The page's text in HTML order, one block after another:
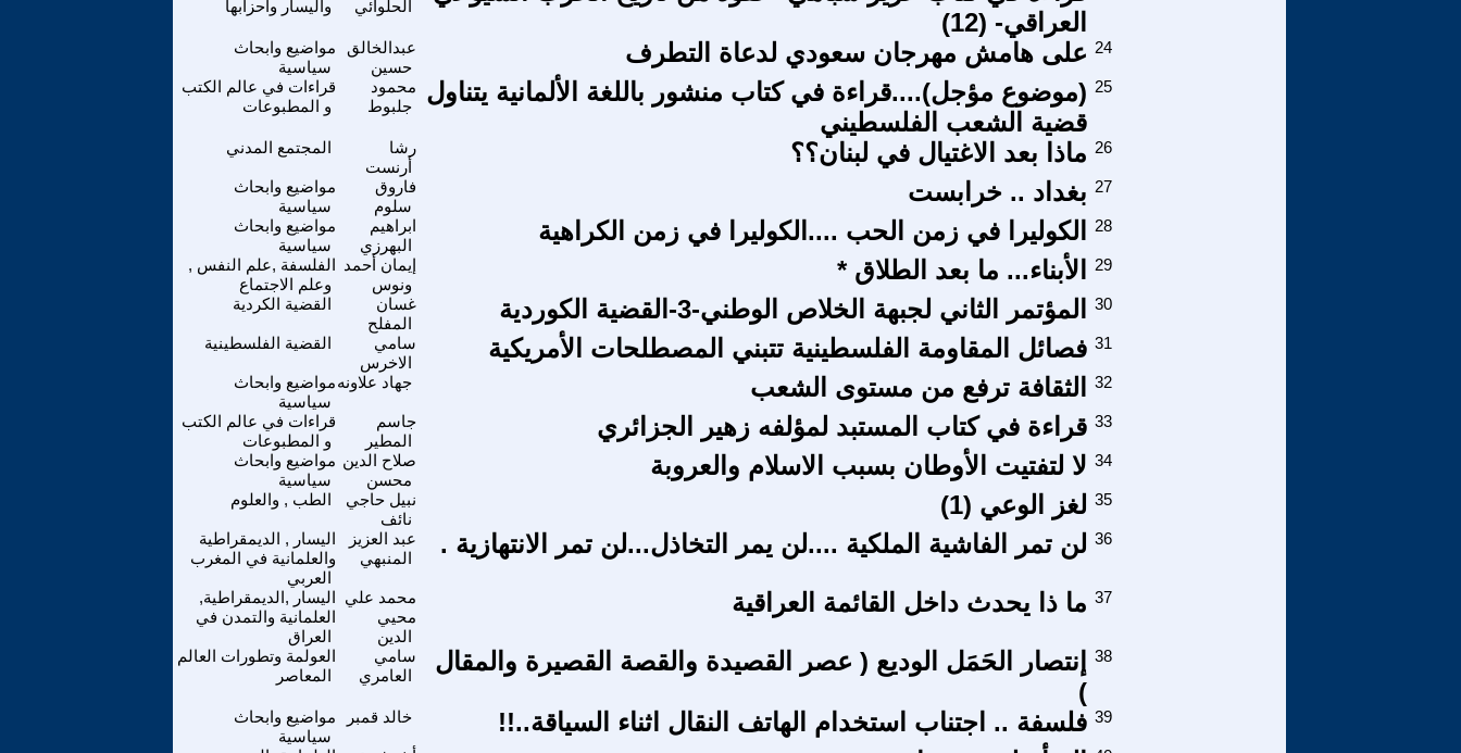
واليسار واحزابها
الحلوائي
العراقي- (12)
مواضيع وابحاث
سياسية
عبدالخالق
حسين
على هامش مهرجان سعودي لدعاة التطرف 24
قراءات في عالم الكتب
و المطبوعات
محمود
جلبوط
(موضوع مؤجل)....قراءة في كتاب منشور باللغة الألمانية يتناول
قضية الشعب الفلسطيني
25
المجتمع المدني
رشا
أرنست
ماذا بعد الاغتيال في لبنان؟؟ 26
مواضيع وابحاث
سياسية
فاروق
سلوم
بغداد .. خرابست 27
مواضيع وابحاث
سياسية
ابراهيم
البهرزي
الكوليرا في زمن الحب ....الكوليرا في زمن الكراهية 28
الفلسفة ,علم النفس ,
وعلم الاجتماع
إيمان أحمد
ونوس
الأبناء... ما بعد الطلاق * 29
القضية الكردية
غسان
المفلح
المؤتمر الثاني لجبهة الخلاص الوطني-3-القضية الكوردية 30
القضية الفلسطينية
سامي
الاخرس
فصائل المقاومة الفلسطينية تتبني المصطلحات الأمريكية 31
مواضيع وابحاث
سياسية
جهاد علاونه الثقافة ترفع من مستوى الشعب 32
قراءات في عالم الكتب
و المطبوعات
جاسم
المطير
قراءة في كتاب المستبد لمؤلفه زهير الجزائري 33
مواضيع وابحاث
سياسية
صلاح الدين
محسن
لا لتفتيت الأوطان بسبب الاسلام والعروبة 34
الطب , والعلوم
نبيل حاجي
نائف
لغز الوعي (1) 35
اليسار , الديمقراطية
والعلمانية في المغرب
العربي
عبد العزيز
المنبهي
لن تمر الفاشية الملكية ....لن يمر التخاذل...لن تمر الانتهازية . 36
اليسار ,الديمقراطية,
العلمانية والتمدن في
العراق
محمد علي
محيي
الدين
ما ذا يحدث داخل القائمة العراقية 37
العولمة وتطورات العالم
المعاصر
سامي
العامري
إنتصار الحَمَل الوديع ( عصر القصيدة والقصة القصيرة والمقال
)
38
مواضيع وابحاث
سياسية
خالد قمبر فلسفة .. اجتناب استخدام الهاتف النقال اثناء السياقة..!! 39